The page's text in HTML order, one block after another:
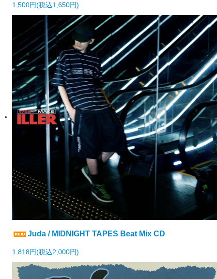
1,500円(税込1,650円)
Juda / MIDNIGHT TAPES Beat Mix CD
1,818円(税込2,000円)